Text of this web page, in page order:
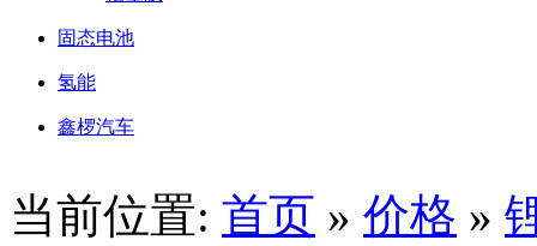
固态电池
氢能
鑫椤汽车
当前位置: 首页 » 价格 »